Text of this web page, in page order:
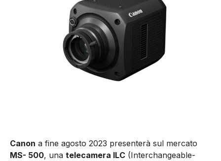
Canon a fine agosto 2023 presenterà sul mercato
MS- 500, una telecamera ILC (Interchangeable-